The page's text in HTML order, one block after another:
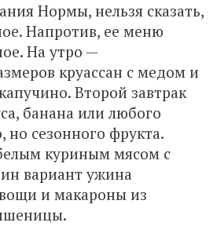
Нормы, нельзя сказать,
Напротив, ее меню
На утро —
круассан с медом и
Второй завтрак
банана или любого
но сезонного фрукта.
куриным мясом с
вариант ужина
и макароны из